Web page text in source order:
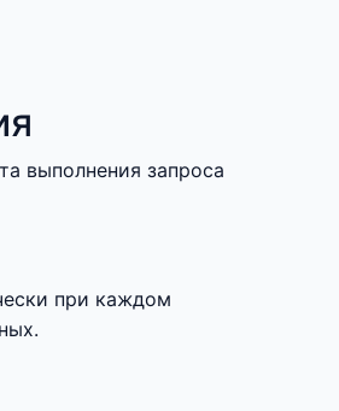
выполнения запроса
при каждом